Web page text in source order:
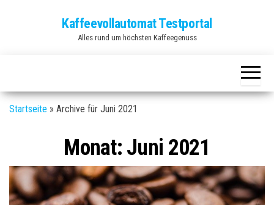
Kaffeevollautomat Testportal
Alles rund um höchsten Kaffeegenuss
Startseite » Archive für Juni 2021
Monat: Juni 2021